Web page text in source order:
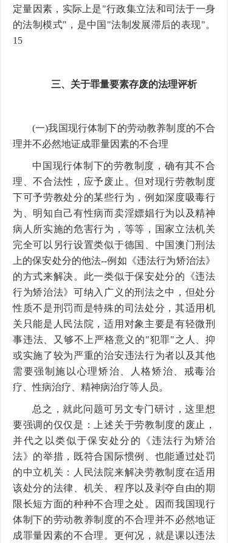
定量因素，实际上是"行政集立法和司法于一身
的法制模式"，是中国"法制发展滞后的表现"。
15
三、关于罪量要素存废的法理评析
(一)我国现行体制下的劳动教养制度的不合
理并不必然地证成罪量因素的不合理
中国现行体制下的劳教制度，确有其不合
理、不合法性，应予废止。但对现行劳教制度
下可予劳教处分的某些行为，例如深度吸毒行
为、明知自己有性病而卖淫嫖娼行为以及精神
病人所实施的危害行为，等等，国家立法机关
完全可以另行设置类似于德国、中国澳门刑法
上的保安处分的他法--例如《违法行为矫治法》
的方式来解决。此一类似于保安处分的《违法
行为矫治法》可纳入广义的刑法之中，但处分
性质不是刑罚而是特殊的司法处分，其适用机
关只能是人民法院，适用对象主要是有轻微刑
事违法、又够不上严格意义的"犯罪"之人、抑
或实施了较为严重的治安违法行为者以及其他
需要强制施以心理矫治、人格矫治、戒毒治
疗、性病治疗、精神病治疗等人员。
总之，就此问题可另文专门研讨，这里想
要强调的仅仅是：上述关于劳教制度的废止，
并代之以类似于保安处分的《违法行为矫治
法》的举措，既符合国际惯例、也能通过处罚
的中立机关：人民法院来解决劳教制度在适用
该处分的法律、机关、程序以及剥夺自由的期
限长短方面的种种不合理之处。因而我国现行
体制下的劳动教养制度的不合理并不必然地证
成罪量因素的不合理。更何况，就是课以违法